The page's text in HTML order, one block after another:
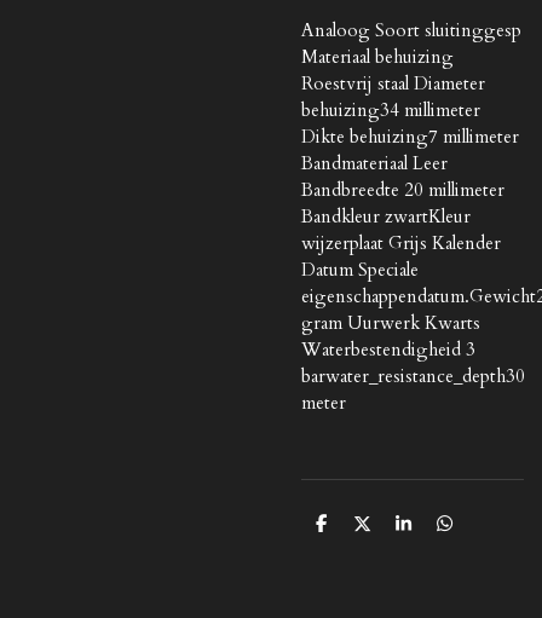
Analoog Soort sluitinggesp
Materiaal behuizing
Roestvrij staal Diameter
behuizing34 millimeter
Dikte behuizing7 millimeter
Bandmateriaal Leer
Bandbreedte 20 millimeter
Bandkleur zwartKleur
wijzerplaat Grijs Kalender
Datum Speciale
gram Uurwerk Kwarts
Waterbestendigheid 3
barwater_resistance_depth30
meter
D
D
S
D